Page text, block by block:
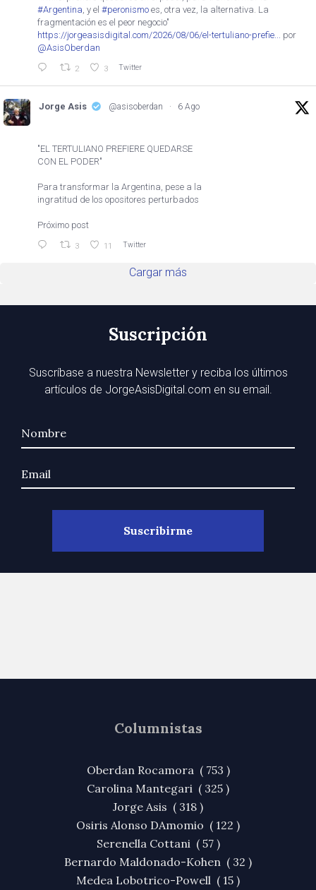
#Argentina , y el #peronismo es, otra vez, la alternativa. La
fragmentación es el peor negocio"
https://jorgeasisdigital.com/2026/08/06/el-tertuliano-prefie...
por
@AsisOberdan
2 3 Twitter
Jorge Asis @asisoberdan · 6 Ago
"EL TERTULIANO PREFIERE QUEDARSE
CON EL PODER"
Para transformar la Argentina, pese a la
ingratitud de los opositores perturbados
Próximo post
3 11 Twitter
Cargar más
Suscripción
Suscríbase a nuestra Newsletter y reciba los últimos
artículos de JorgeAsisDigital.com en su email.
Columnistas
Oberdan Rocamora ( 753 )
Carolina Mantegari ( 325 )
Jorge Asis ( 318 )
Osiris Alonso DAmomio ( 122 )
Serenella Cottani ( 57 )
Bernardo Maldonado-Kohen ( 32 )
Medea Lobotrico-Powell ( 15 )